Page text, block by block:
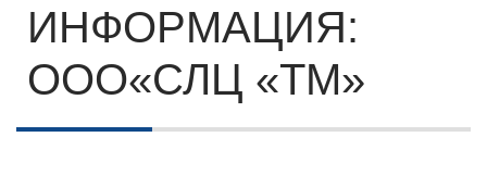
ИНФОРМАЦИЯ:
ООО«СЛЦ «ТМ»